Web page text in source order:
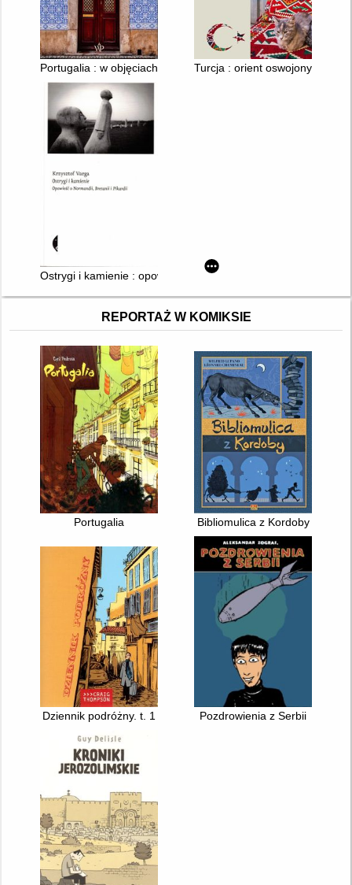
Portugalia : w objęciach oceanuTurcja : orient oswojony
Ostrygi i kamienie : opowieść o Normandii, Bretanii i Pikardii
REPORTAŻ W KOMIKSIE
Portugalia Bibliomulica z Kordoby
Dziennik podróżny. t. 1 Pozdrowienia z Serbii